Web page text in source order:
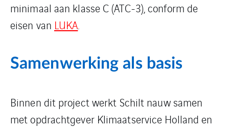
minimaal aan klasse C (ATC-3), conform de
eisen van LUKA.
Samenwerking als basis
Binnen dit project werkt Schilt nauw samen
met opdrachtgever Klimaatservice Holland en